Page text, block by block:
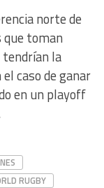
norte de
que toman
tendrían la
caso de ganar
en un playoff
RUGBY